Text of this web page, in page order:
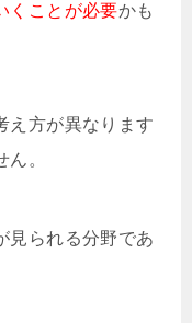
くことが必要かも
え方が異なります
。
見られる分野であ